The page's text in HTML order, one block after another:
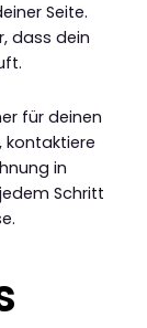
Seite.
dass dein
für deinen
kontaktiere
in
Schritt